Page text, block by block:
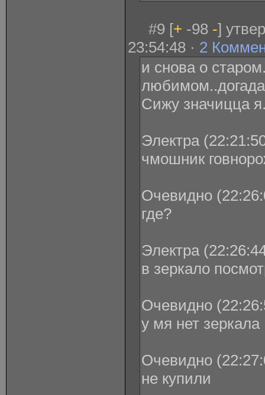
#9 [+ -98 -]
23:54:48 · 2
и снова о
Сижу значицца
Электра
чмошник
Очевидно
где?
Электра
в зеркало
Очевидно
у мя нет зеркала
Очевидно
не купили